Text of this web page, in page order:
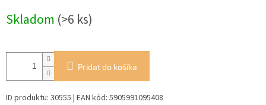
cena:
Skladom (>6 ks)
Pridať do košíka
ID produktu: 30555 | EAN kód: 5905991095408